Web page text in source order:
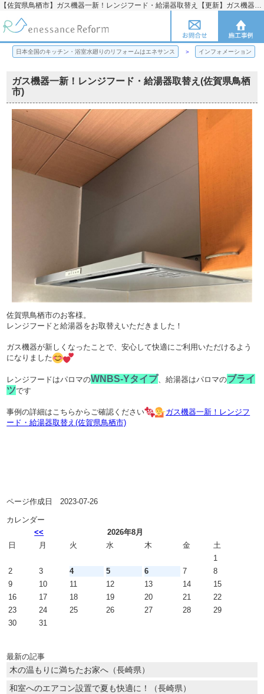
【佐賀県鳥栖市】ガス機器一新！レンジフード・給湯器取替え【更新】ガス機器一新！レンジフード・給湯器取替え(佐賀県鳥栖市) | 日本全国のキッチン・浴室水廻りのリフォームのことならエネサンス
日本全国のキッチン・浴室水廻りのリフォームはエネサンス インフォメーション
ガス機器一新！レンジフード・給湯器取替え(佐賀県鳥栖
市)
佐賀県鳥栖市のお客様。
レンジフードと給湯器をお取替えいただきました！
ガス機器が新しくなったことで、安心して快適にご利用いただけるよう
になりました
レンジフードはパロマのWNBS-Yタイプ、給湯器はパロマのブライ
ツです
事例の詳細はこちらからご確認ください
ガス機器一新！レンジフ
ード・給湯器取替え(佐賀県鳥栖市)
ページ作成日 2023-07-26
カレンダー
<<
2026年8月
日
月 火 水 木 金
土
1
2
3 4 5 6 7
8
9
10 11 12 13 14
15
16
17 18 19 20 21
22
23
24 25 26 27 28
29
30
31
最新の記事
木の温もりに満ちたお家へ（長崎県）
和室へのエアコン設置で夏も快適に！（長崎県）